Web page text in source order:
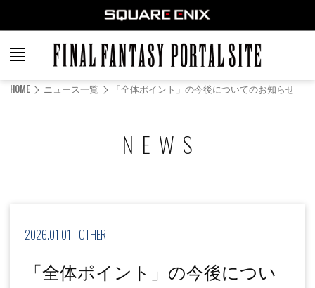
FINAL
FANTASY
HOME ニュース一覧 「全体ポイント」の今後についてのお知らせ
NEWS
OTHER
2026.01.01
「全体ポイント」の今後につい